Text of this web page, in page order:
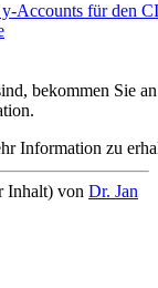
Accounts für den
bekommen Sie
Information zu
Inhalt) von Dr. Jan